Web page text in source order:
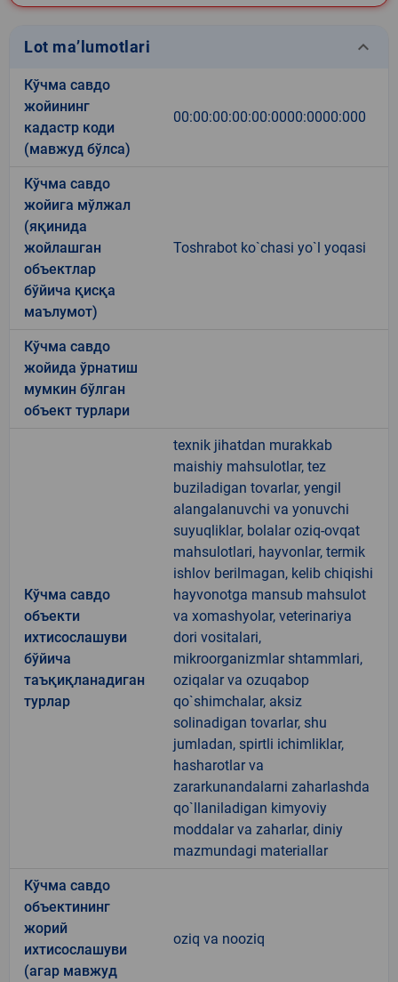
Lot ma’lumotlari keyboard_arrow_down
Кўчма савдо
жойининг
кадастр коди
(мавжуд бўлса)
00:00:00:00:00:0000:0000:000
Кўчма савдо
жойига мўлжал
(яқинида
жойлашган
объектлар
бўйича қисқа
маълумот)
Toshrabot ko`chasi yo`l yoqasi
Кўчма савдо
жойида ўрнатиш
мумкин бўлган
объект турлари
Кўчма савдо
объекти
ихтисослашуви
бўйича
таъқиқланадиган
турлар
texnik jihatdan murakkab
maishiy mahsulotlar, tez
buziladigan tovarlar, yengil
alangalanuvchi va yonuvchi
suyuqliklar, bolalar oziq-ovqat
mahsulotlari, hayvonlar, termik
ishlov berilmagan, kelib chiqishi
hayvonotga mansub mahsulot
va xomashyolar, veterinariya
dori vositalari,
mikroorganizmlar shtammlari,
oziqalar va ozuqabop
qo`shimchalar, aksiz
solinadigan tovarlar, shu
jumladan, spirtli ichimliklar,
hasharotlar va
zararkunandalarni zaharlashda
qo`llaniladigan kimyoviy
moddalar va zaharlar, diniy
mazmundagi materiallar
Кўчма савдо
объектининг
жорий
ихтисослашуви
(агар мавжуд
oziq va nooziq